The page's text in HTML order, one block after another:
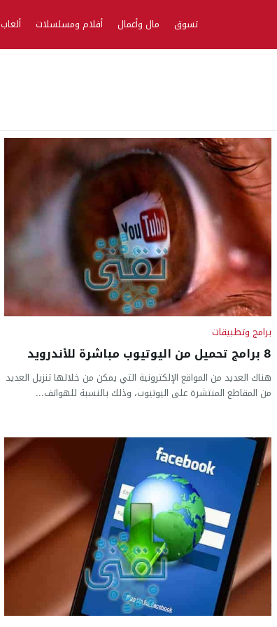
تسوق مال وأعمال أفلام ومسلسلات ألعاب
برامج وتطبيقات
8 برامج تحميل من اليوتيوب مباشرة للأندرويد
هناك العديد من المواقع الإلكترونية التي يمكن من خلالها تنزيل العديد
من المقاطع المنتشرة على اليوتيوب، وذلك بالنسبة للهواتف...